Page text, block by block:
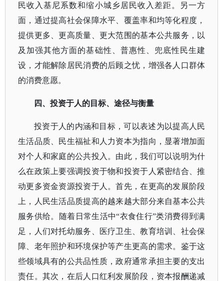
民收入基尼系数和缩小城乡居民收入差距。另一方
面，通过提高社会保障水平、覆盖率和均等化程度，
提供更多、更高质量、更大范围的基本公共服务，以
及加强其他方面的基础性、普惠性、兜底性民生建
设，才能解除居民消费的后顾之忧，增强各人口群体
的消费意愿。
四、投资于人的目标、途径与衡量
投资于人的内涵和目标，可以表述为以提高人民
生活品质、民生福祉和人力资本为指向，显著增加面
对个人和家庭的公共投入。由此，我们可以说明为什
么在政策上要强调投资于物和投资于人紧密结合、推
动更多资金资源投资于人。首先，在更高的发展阶段
上，人民生活品质提高的越来越大部分来自基本公共
服务供给。随着日常生活中“衣食住行”类消费得到满
足，人们对托幼服务、医疗卫生、教育培训、社会保
障、老年照护和环境保护等产生更高的需求。鉴于这
些领域具有的公共品性质，政府通常承担主要的支出
责任。其次，在后人口红利发展阶段，资本报酬递减